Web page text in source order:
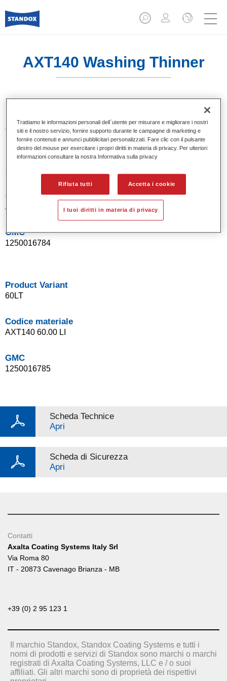
AXT140 Washing Thinner
Caratteristiche del prodotto
Product Variant
30LT
Codice materiale
AXT140 30.00 LI
GMC
1250016784
Product Variant
60LT
Codice materiale
AXT140 60.00 LI
GMC
1250016785
Scheda Technice
Apri
Scheda di Sicurezza
Apri
Contatti
Axalta Coating Systems Italy Srl
Via Roma 80
IT - 20873 Cavenago Brianza - MB
+39 (0) 2 95 123 1
Il marchio Standox, Standox Coating Systems e tutti i
nomi di prodotti e servizi di Standox sono marchi o marchi
registrati di Axalta Coating Systems, LLC e / o suoi
affiliati. Gli altri marchi sono di proprietà dei rispettivi
Trattiamo le informazioni personali dell`utente per misurare e migliorare i nostri
siti e il nostro servizio, fornire supporto durante le campagne di marketing e
fornire contenuti e annunci pubblicitari personalizzati. Fare clic con il pulsante
destro del mouse per esercitare i propri diritti in materia di privacy. Per ulteriori
informazioni consultare la nostra Informativa sulla privacy
Rifiuta tutti Accetta i cookie
I tuoi diritti in materia di privacy